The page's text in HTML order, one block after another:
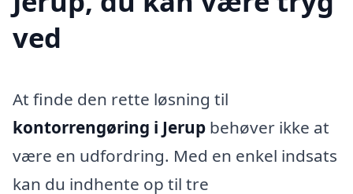
ved
At finde den rette løsning til
kontorrengøring i Jerup behøver ikke at
være en udfordring. Med en enkel indsats
kan du indhente op til tre